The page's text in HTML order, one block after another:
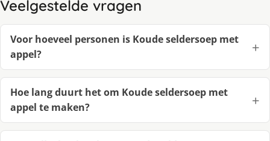
Veelgestelde vragen
Voor hoeveel personen is Koude seldersoep met
appel?
Hoe lang duurt het om Koude seldersoep met
appel te maken?